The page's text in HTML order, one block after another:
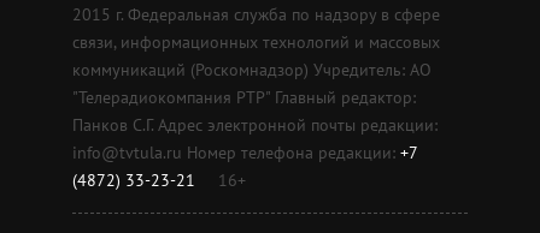
2015 г. Федеральная служба по надзору в сфере
связи, информационных технологий и массовых
коммуникаций (Роскомнадзор) Учредитель: АО
"Телерадиокомпания РТР" Главный редактор:
Панков С.Г. Адрес электронной почты редакции:
info@tvtula.ru Номер телефона редакции: +7
(4872) 33-23-21
16+